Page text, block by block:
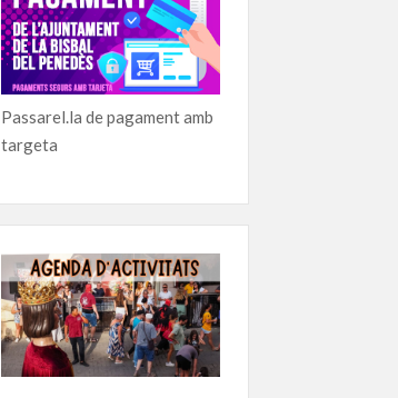
Passarel.la de pagament amb
targeta